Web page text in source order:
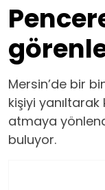
Mersin’de bir
kişiyi
atmaya
buluyor.